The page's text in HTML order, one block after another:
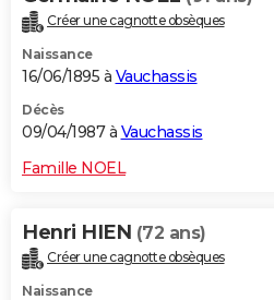
Créer une cagnotte obsèques
Naissance
16/06/1895 à Vauchassis
Décès
09/04/1987 à Vauchassis
Famille NOEL
Henri HIEN (72 ans)
Créer une cagnotte obsèques
Naissance